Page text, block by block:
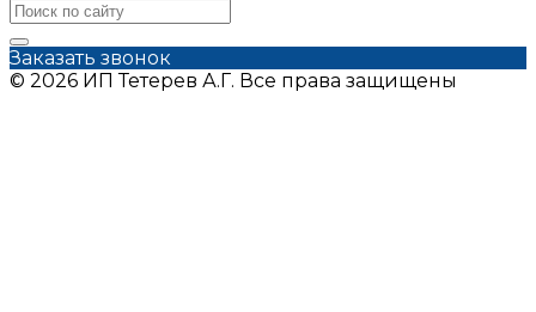
Заказать звонок
© 2026 ИП Тетерев А.Г. Все права защищены